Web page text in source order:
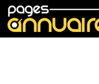
Rechercher: